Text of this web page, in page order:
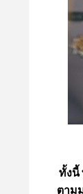
ทั้งนี้
ตาม